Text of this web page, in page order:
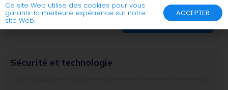
Contactez-nous
Sécurité et technologie
Ce site Web utilise des cookies pour vous
garantir la meilleure expérience sur notre
site Web.
ACCEPTER